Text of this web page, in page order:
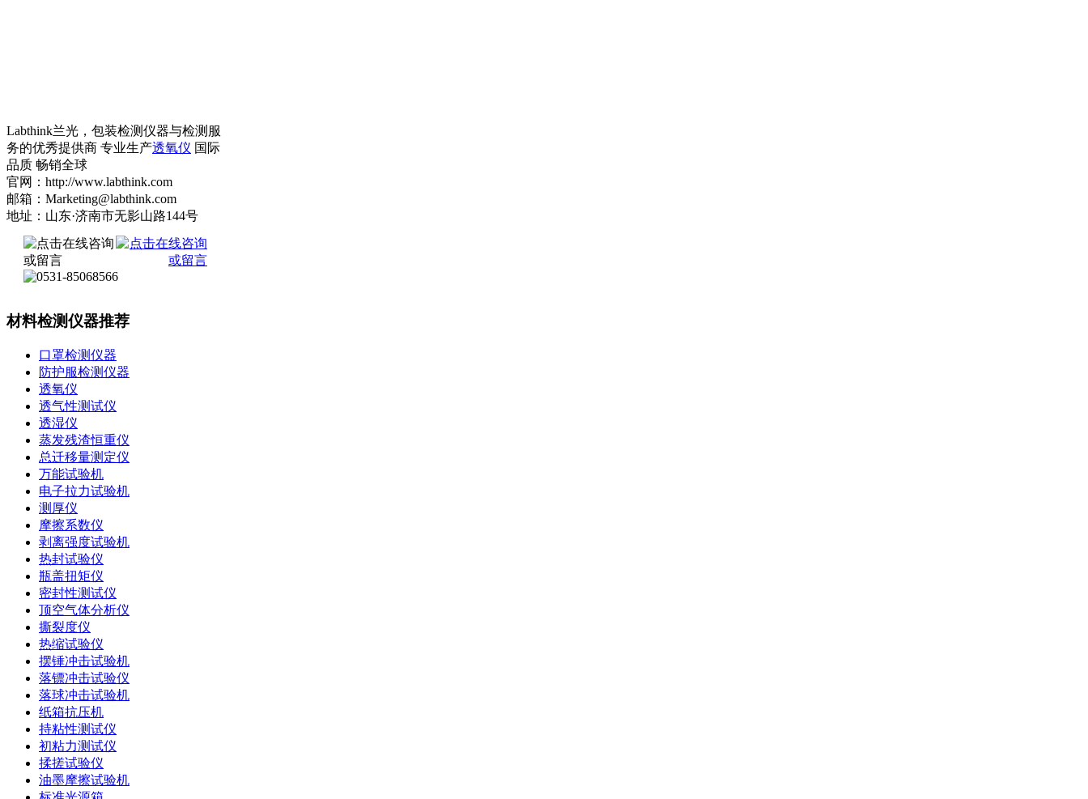
Labthink兰光，包装检测仪器与检测服
务的优秀提供商 专业生产透氧仪 国际
品质 畅销全球
官网：http://www.labthink.com
邮箱：Marketing@labthink.com
地址：山东·济南市无影山路144号
材料检测仪器推荐
口罩检测仪器
防护服检测仪器
透氧仪
透气性测试仪
透湿仪
蒸发残渣恒重仪
总迁移量测定仪
万能试验机
电子拉力试验机
测厚仪
摩擦系数仪
剥离强度试验机
热封试验仪
瓶盖扭矩仪
密封性测试仪
顶空气体分析仪
撕裂度仪
热缩试验仪
摆锤冲击试验机
落镖冲击试验仪
落球冲击试验机
纸箱抗压机
持粘性测试仪
初粘力测试仪
揉搓试验仪
油墨摩擦试验机